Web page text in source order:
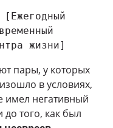
пары, у которых
в условиях,
имел негативный
того, как был